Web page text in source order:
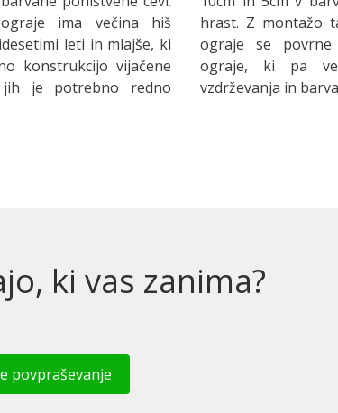
ima večina hiš
leti in mlajše, ki
konstrukcijo vijačene
je potrebno redno
hrast. Z montažo
ograje se
ograje, ki pa
vzdrževanja in
ki vas zanima?
povpraševanje